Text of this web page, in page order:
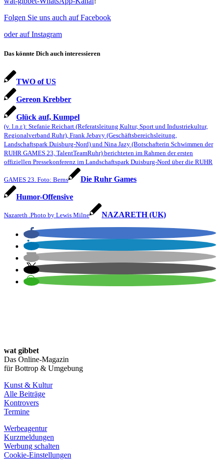
Folgen Sie uns auch auf Facebook
oder auf Instagram
Das könnte Dich auch interessieren
TWO of US
Gereon Krebber
Glück auf, Kumpel
(v. l.n.r.): Stefanie Reichart (Referatsleitung Kultur, Sport und Industriekultur,
Regionalverband Ruhr), Frank Jebavy (Geschäftsbereichsleitung,
Landschaftspark Duisburg-Nord) und Nina Jazy (Botschafterin Schwimmen der
RUHR GAMES 23, TalentTeamRuhr) berichteten im Rahmen der ersten
offiziellen Pressekonferenz im Landschaftspark Duisburg-Nord über die RUHR
GAMES 23. Foto: Berns Die Ruhr Games
Humor-Offensive
Nazareth .Photo by Lewis Milne NAZARETH (UK)
wat gibbet
Das Online-Magazin
für Bottrop & Umgebung
Kunst & Kultur
Alle Beiträge
Kontrovers
Termine
Werbeagentur
Kurzmeldungen
Werbung schalten
Cookie-Einstellungen